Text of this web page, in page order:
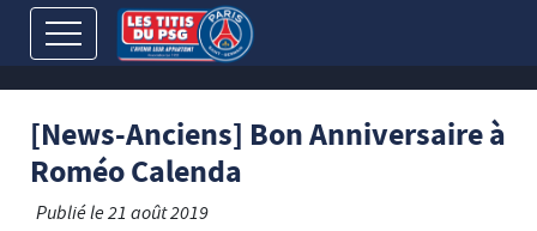
[News-Anciens] Bon Anniversaire à
Roméo Calenda
Publié le21 août 2019